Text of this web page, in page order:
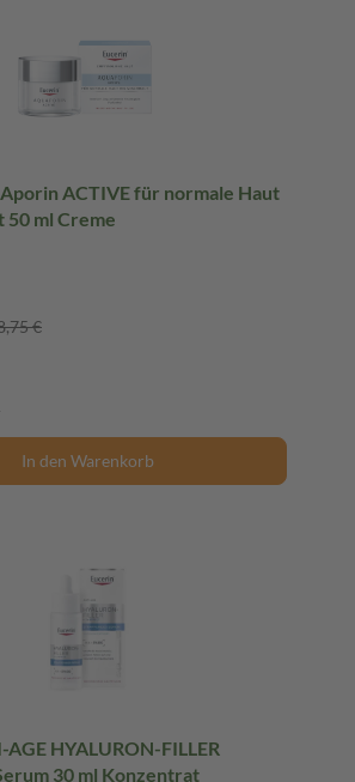
ACTIVE für normale Haut
50 ml Creme
€
In den Warenkorb
HYALURON-FILLER
30 ml Konzentrat